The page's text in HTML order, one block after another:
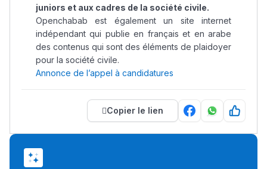
juniors et aux cadres de la société civile.
Openchabab est également un site internet
indépendant qui publie en français et en arabe
des contenus qui sont des éléments de plaidoyer
pour la société civile.
Annonce de l’appel à candidatures
Copier le lien